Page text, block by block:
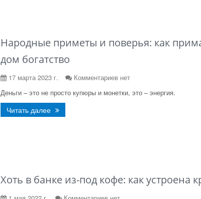
Народные приметы и поверья: как
дом богатство
17 марта 2023 г.
Комментариев нет
Деньги – это не просто купюры и монетки, это – энергия.
Читать далее
Хоть в банке из-под кофе: как устроена